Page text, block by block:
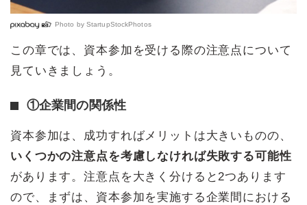
Photo by StartupStockPhotos
この章では、資本参加を受ける際の注意点について
見ていきましょう。
①企業間の関係性
資本参加は、成功すればメリットは大きいものの、
いくつかの注意点を考慮しなければ失敗する可能性
があります。注意点を大きく分けると2つあります
ので、まずは、資本参加を実施する企業間における